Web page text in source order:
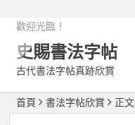
歡迎光臨！
史賜書法字帖
古代書法字帖真跡欣賞
首頁 書法字帖欣賞 正文